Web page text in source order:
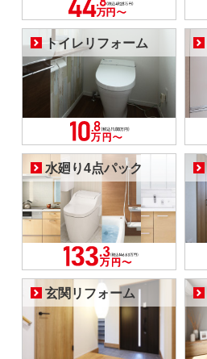
トイレリフォーム
水廻り4点パック
玄関リフォーム